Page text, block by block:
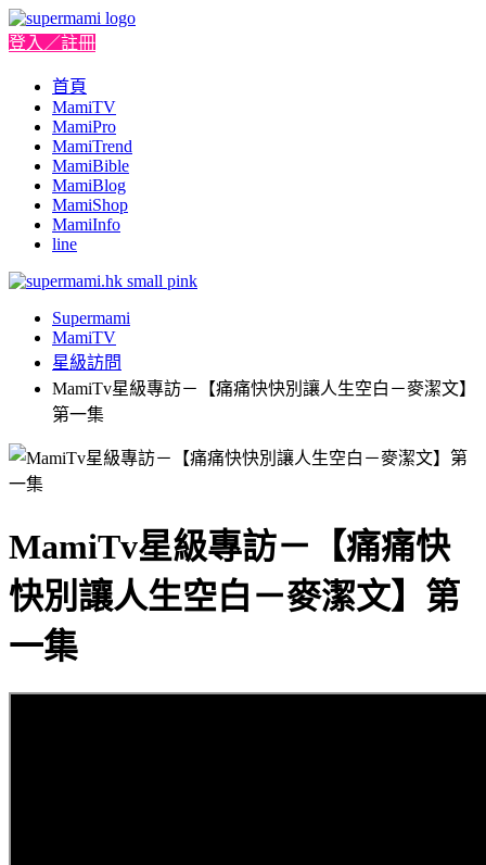
登入／註冊
首頁
MamiTV
MamiPro
MamiTrend
MamiBible
MamiBlog
MamiShop
MamiInfo
line
Supermami
MamiTV
星級訪問
MamiTv星級專訪－【痛痛快快別讓人生空白－麥潔文】
第一集
MamiTv星級專訪－【痛痛快
快別讓人生空白－麥潔文】第
一集